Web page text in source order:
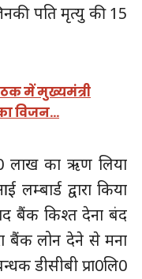
पति मृत्यु की 15
में मुख्यमंत्री
विजन…
लाख का ऋण लिया
द्वारा किया
बैंक किश्त देना बंद
बैंक लोन देने से मना
डीसीबी प्रा0लि0